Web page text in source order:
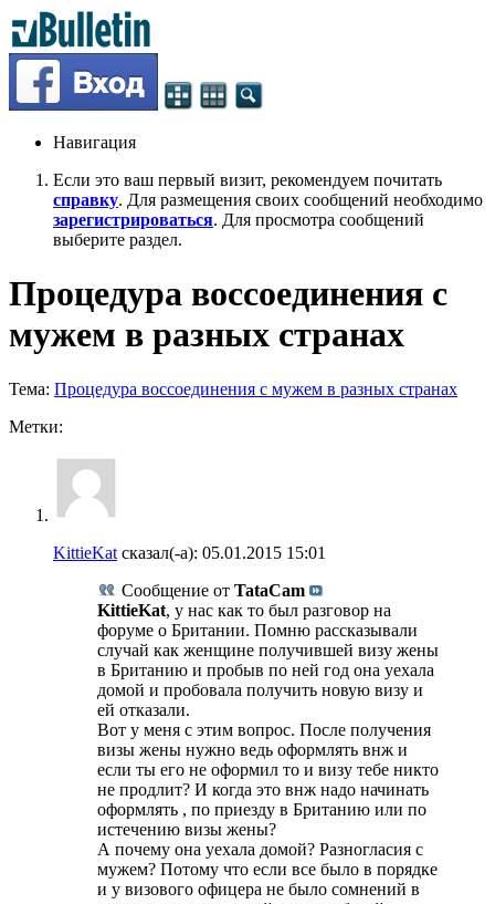
Навигация
Если это ваш первый визит, рекомендуем почитать
справку. Для размещения своих сообщений необходимо
зарегистрироваться. Для просмотра сообщений
выберите раздел.
Процедура воссоединения с
мужем в разных странах
Тема: Процедура воссоединения с мужем в разных странах
Метки:
KittieKat сказал(-а): 05.01.2015 15:01
Сообщение от TataCam
KittieKat, у нас как то был разговор на
форуме о Британии. Помню рассказывали
случай как женщине получившей визу жены
в Британию и пробыв по ней год она уехала
домой и пробовала получить новую визу и
ей отказали.
Вот у меня с этим вопрос. После получения
визы жены нужно ведь оформлять внж и
если ты его не оформил то и визу тебе никто
не продлит? И когда это внж надо начинать
оформлять , по приезду в Британию или по
истечению визы жены?
А почему она уехала домой? Разногласия с
мужем? Потому что если все было в порядке
и у визового офицера не было сомнений в